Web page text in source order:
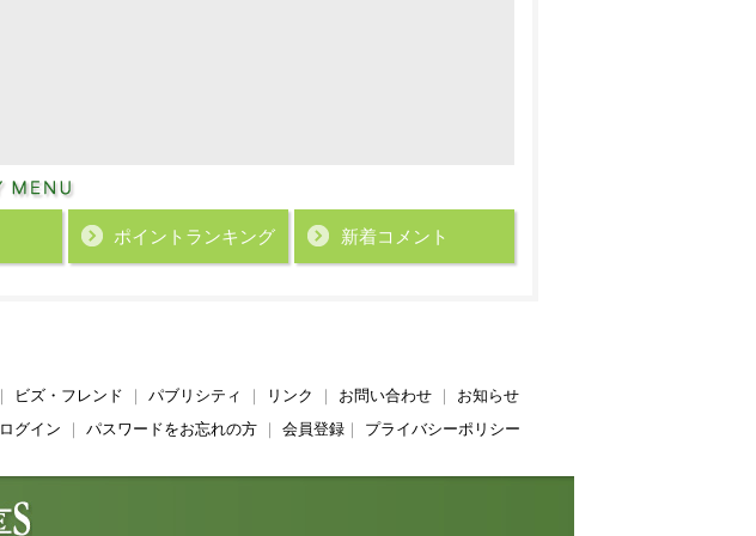
ポイント ランキング 新着コメント
ビズ・フレンド パブリシティ リンク お問い合わせ｜ お知らせ
ログイン パスワードをお忘れの方｜ 会員登録｜ プライバシーポリシー